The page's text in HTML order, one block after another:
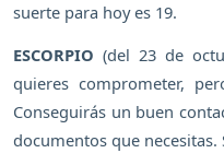
suerte para hoy es 19.
ESCORPIO (del 23 de
quieres comprometer,
Conseguirás un buen
documentos que